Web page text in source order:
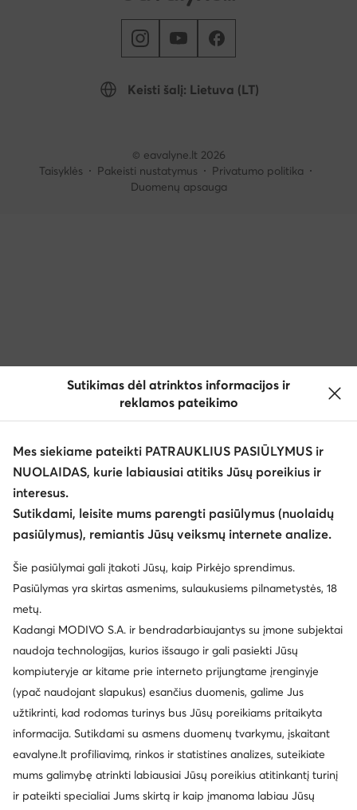
Keisti šalį: Lietuva (LT)
© eavalyne.lt 2026
Taisyklės
Pakeisti nustatymus
Privatumo politika
Duomenų apsauga
Sutikimas dėl atrinktos informacijos ir
reklamos pateikimo
Mes siekiame pateikti PATRAUKLIUS PASIŪLYMUS ir
NUOLAIDAS, kurie labiausiai atitiks Jūsų poreikius ir
interesus.
Sutikdami, leisite mums parengti pasiūlymus (nuolaidų
pasiūlymus), remiantis Jūsų veiksmų internete analize.
Šie pasiūlymai gali įtakoti Jūsų, kaip Pirkėjo sprendimus.
Pasiūlymas yra skirtas asmenims, sulaukusiems pilnametystės, 18
metų.
Kadangi MODIVO S.A. ir bendradarbiaujantys su įmone subjektai
naudoja technologijas, kurios išsaugo ir gali pasiekti Jūsų
kompiuteryje ar kitame prie interneto prijungtame įrenginyje
(ypač naudojant slapukus) esančius duomenis, galime Jus
užtikrinti, kad rodomas turinys bus Jūsų poreikiams pritaikyta
informacija. Sutikdami su asmens duomenų tvarkymu, įskaitant
eavalyne.lt profiliavimą, rinkos ir statistines analizes, suteikiate
mums galimybę atrinkti labiausiai Jūsų poreikius atitinkantį turinį
ir pateikti specialiai Jums skirtą ir kaip įmanoma labiau Jūsų